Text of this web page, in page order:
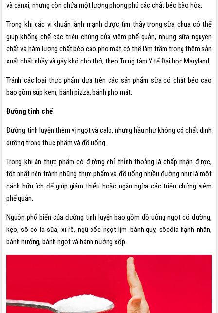
và canxi, nhưng còn chứa một lượng phong phú các chất béo bão hòa.
Trong khi các vi khuẩn lành mạnh được tìm thấy trong sữa chua có thể
giúp khống chế các triệu chứng của viêm phế quản, nhưng sữa nguyên
chất và hàm lượng chất béo cao pho mát có thể làm trầm trọng thêm sản
xuất chất nhầy và gây khó cho thở, theo Trung tâm Y tế Đại học Maryland.
Tránh các loại thực phẩm dựa trên các sản phẩm sữa có chất béo cao
bao gồm súp kem, bánh pizza, bánh pho mát.
Đường tinh chế
Đường tinh luyện thêm vị ngọt và calo, nhưng hầu như không có chất dinh
dưỡng trong thực phẩm và đồ uống.
Trong khi ăn thực phẩm có đường chỉ thỉnh thoảng là chấp nhận được,
tốt nhất nên tránh những thực phẩm và đồ uống nhiều đường như là một
cách hữu ích để giúp giảm thiểu hoặc ngăn ngừa các triệu chứng viêm
phế quản.
Nguồn phổ biến của đường tinh luyện bao gồm đồ uống ngọt có đường,
kẹo, sô cô la sữa, xi rô, ngũ cốc ngọt lịm, bánh quy, sôcôla hạnh nhân,
bánh nướng, bánh ngọt và bánh nướng xốp.